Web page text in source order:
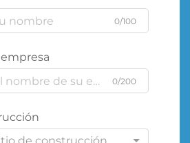
0/100
0/200